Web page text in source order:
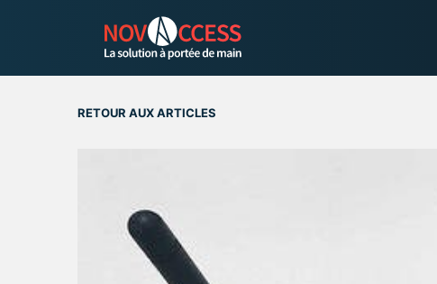
RETOUR AUX ARTICLES